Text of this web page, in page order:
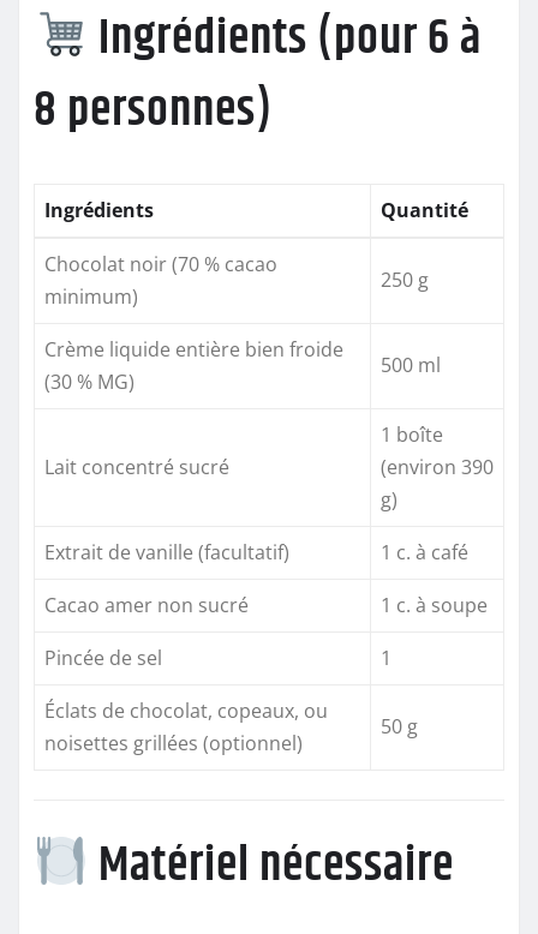
Ingrédients (pour 6 à
8 personnes)
Ingrédients Quantité
Chocolat noir (70 % cacao
minimum)
250 g
Crème liquide entière bien froide
(30 % MG)
500 ml
Lait concentré sucré
1 boîte
(environ 390
g)
Extrait de vanille (facultatif)
1 c. à café
Cacao amer non sucré
1 c. à soupe
Pincée de sel
1
Éclats de chocolat, copeaux, ou
noisettes grillées (optionnel)
50 g
Matériel nécessaire